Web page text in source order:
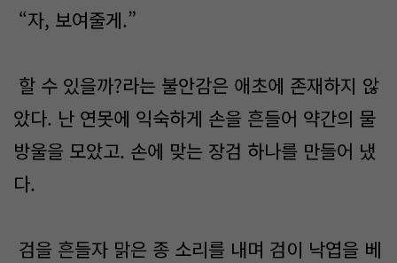
“자, 보여줄게.”
할 수 있을까?라는 불안감은 애초에 존재하지 않
았다. 난 연못에 익숙하게 손을 흔들어 약간의 물
방울을 모았고. 손에 맞는 장검 하나를 만들어 냈
다.
검을 흔들자 맑은 종 소리를 내며 검이 낙엽을 베